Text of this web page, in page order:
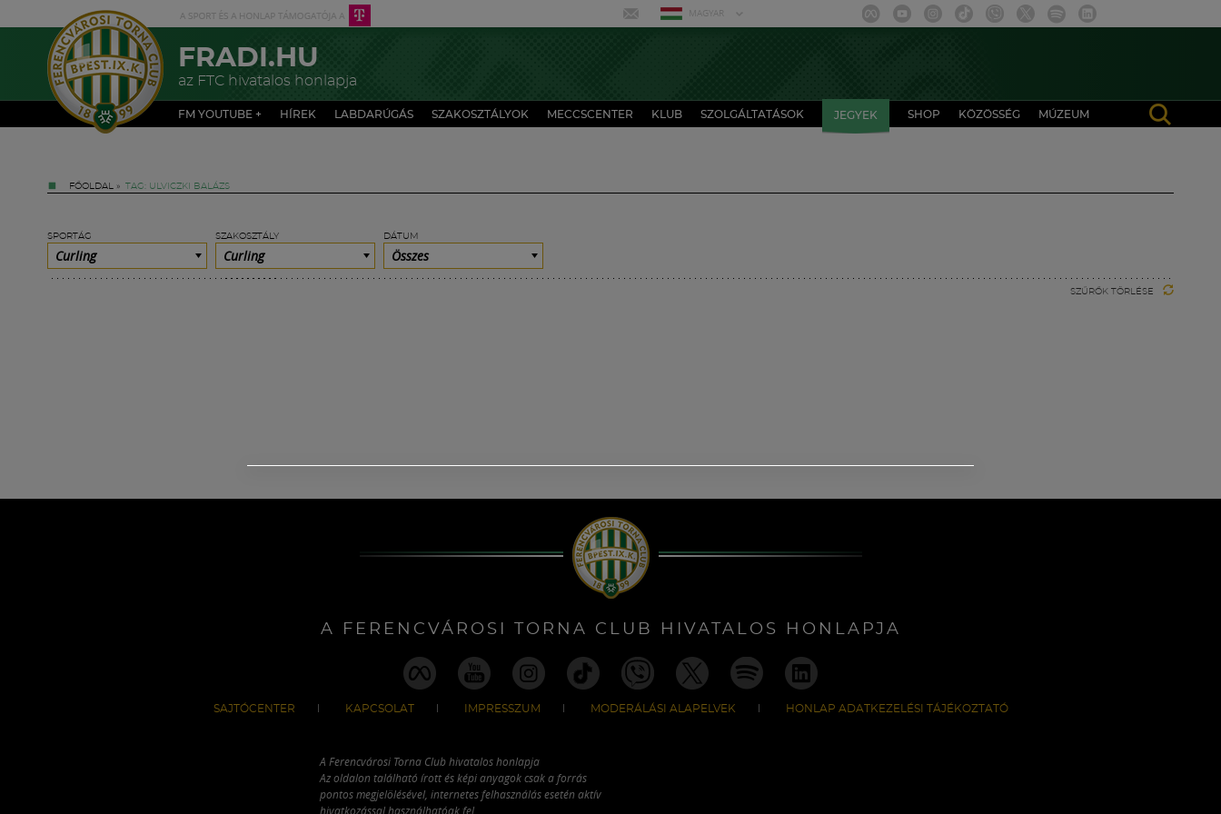
MAGYAR
FRADI.HU
az FTC hivatalos honlapja
FM YOUTUBE + HÍREK LABDARÚGÁS SZAKOSZTÁLYOK MECCSCENTER KLUB SZOLGÁLTATÁSOK JEGYEK SHOP KÖZÖSSÉG MÚZEUM
FŐOLDAL » TAG: ULVICZKI BALÁZS
SPORTÁG
Curling
SZAKOSZTÁLY
Curling
DÁTUM
Összes
SZŰRŐK TÖRLÉSE
A FERENCVÁROSI TORNA CLUB HIVATALOS HONLAPJA
SAJTÓCENTER KAPCSOLAT IMPRESSZUM MODERÁLÁSI ALAPELVEK HONLAP ADATKEZELÉSI TÁJÉKOZTATÓ
A Ferencvárosi Torna Club hivatalos honlapja
Az oldalon található írott és képi anyagok csak a forrás
pontos megjelölésével, internetes felhasználás esetén aktív
hivatkozással használhatóak fel.